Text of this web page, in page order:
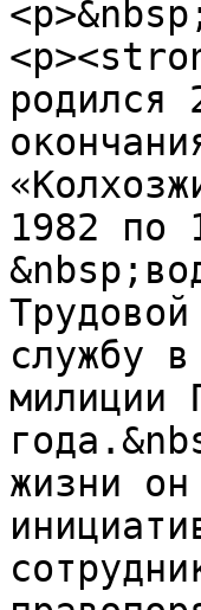
родился
1982 по
службу
милиции
жизни